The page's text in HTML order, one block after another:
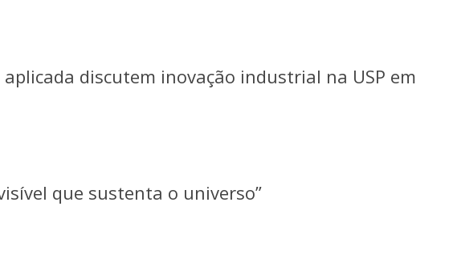
discutem inovação industrial na USP em
que sustenta o universo”